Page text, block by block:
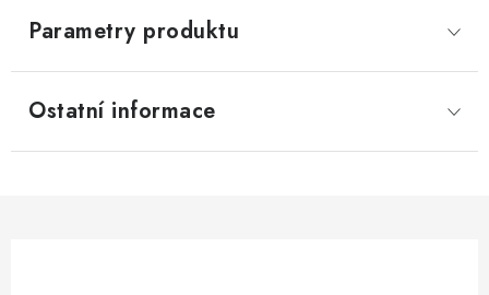
Parametry produktu
Ostatní informace